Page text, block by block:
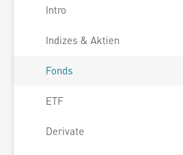
Intro
Indizes & Aktien
Fonds
ETF
Derivate